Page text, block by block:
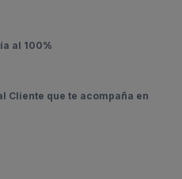
al 100%
Cliente que te acompaña en